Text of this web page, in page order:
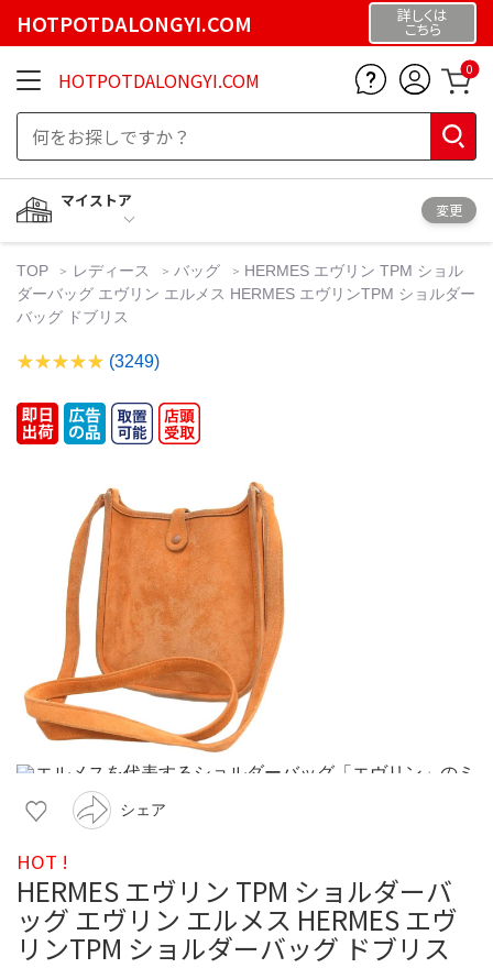
HOTPOTDALONGYI.COM 詳しくは
こちら
HOTPOTDALONGYI.COM 0
マイストア
変更
TOP レディース バッグ
HERMES エヴリン TPM ショル
ダーバッグ エヴリン エルメス HERMES エヴリンTPM ショルダー
バッグ ドブリス
(3249)
シェア
HOT !
HERMES エヴリン TPM ショルダーバ
ッグ エヴリン エルメス HERMES エヴ
リンTPM ショルダーバッグ ドブリス